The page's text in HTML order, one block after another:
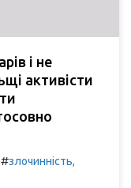
і не
активісти
#злочинність,